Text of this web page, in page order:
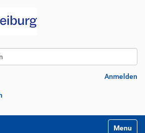
Anmelden